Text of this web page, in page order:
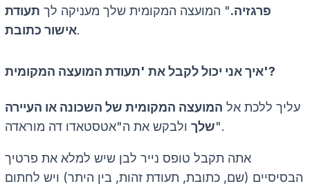
פרגזיה." המועצה המקומית שלך מעניקה לך תעודת
אישור כתובת.
איך אני יכול לקבל את 'תעודת המועצה המקומית'?
עליך ללכת אל המועצה המקומית של השכונה או העיירה
שלךולבקש את ה"אטסטאדו דה מוראדה".
אתה תקבל טופס נייר לבן שיש למלא את פרטיך
הבסיסיים (שם, כתובת, תעודת זהות, בין היתר) ויש לחתום